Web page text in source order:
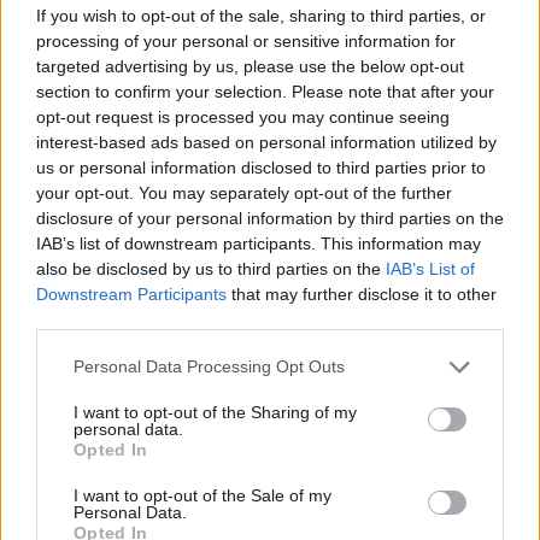
If you wish to opt-out of the sale, sharing to third parties, or
processing of your personal or sensitive information for
targeted advertising by us, please use the below opt-out
section to confirm your selection. Please note that after your
opt-out request is processed you may continue seeing
interest-based ads based on personal information utilized by
us or personal information disclosed to third parties prior to
your opt-out. You may separately opt-out of the further
disclosure of your personal information by third parties on the
IAB’s list of downstream participants. This information may
also be disclosed by us to third parties on the IAB’s List of
Downstream Participants that may further disclose it to other
Please note that this website/app uses one or more Google
not limited to your visit or usage behaviour. You may click to
grant or deny consent to Google and its third-party tags to
use your data for below specified purposes in below Google
consent section.
Personal Data Processing Opt Outs
I want to opt-out of the Sharing of my
personal data.
Opted In
I want to opt-out of the Sale of my
Personal Data.
Opted In
gallurese: gli appuntamenti da non perdere
Lettini e arredi abusivi sulla spiaggia libera,
sequestri a Olbia e Arzachena
È morto Francesco Guccini, il maestro che si
tenne lontano dalla Costa Smeralda
Nuovo sportello rifiuti a Palau, una svolta per gli